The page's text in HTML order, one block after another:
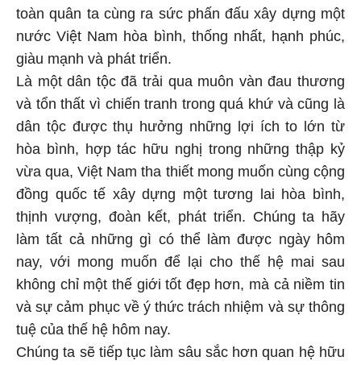
toàn quân ta cùng ra sức phấn đấu xây dựng một
nước Việt Nam hòa bình, thống nhất, hạnh phúc,
giàu mạnh và phát triển.
Là một dân tộc đã trải qua muôn vàn đau thương
và tổn thất vì chiến tranh trong quá khứ và cũng là
dân tộc được thụ hưởng những lợi ích to lớn từ
hòa bình, hợp tác hữu nghị trong những thập kỷ
vừa qua, Việt Nam tha thiết mong muốn cùng cộng
đồng quốc tế xây dựng một tương lai hòa bình,
thịnh vượng, đoàn kết, phát triển. Chúng ta hãy
làm tất cả những gì có thể làm được ngày hôm
nay, với mong muốn để lại cho thế hệ mai sau
không chỉ một thế giới tốt đẹp hơn, mà cả niềm tin
và sự cảm phục về ý thức trách nhiệm và sự thông
tuệ của thế hệ hôm nay.
Chúng ta sẽ tiếp tục làm sâu sắc hơn quan hệ hữu